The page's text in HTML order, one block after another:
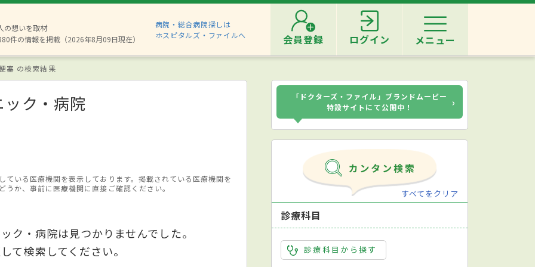
の想いを取材
件の情報を掲載（2026年8月09日現在）
病院・総合病院探しは
ホスピタルズ・ファイルへ
会員登録 ログイン メニュー
塞 の検索結果
ク・病院
いる医療機関を表示しております。掲載されている医療機関を
か、事前に医療機関に直接ご確認ください。
ク・病院は見つかりませんでした。
て検索してください。
「ドクターズ・ファイル」ブランドムービー
特設サイトにて公開中！
›
すべてをクリア
診療科目
診療科目から探す